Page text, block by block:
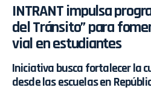
INTRANT impulsa
del Tránsito” para
vial en estudiantes
Iniciativa busca fortalecer la
desde las escuelas en